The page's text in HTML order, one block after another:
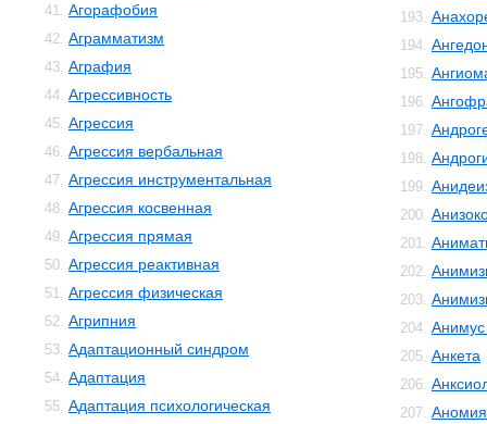
41. Агорафобия
42. Аграмматизм
43. Аграфия
44. Агрессивность
45. Агрессия
46. Агрессия вербальная
47. Агрессия инструментальная
48. Агрессия косвенная
49. Агрессия прямая
50. Агрессия реактивная
51. Агрессия физическая
52. Агрипния
53. Адаптационный синдром
54. Адаптация
55. Адаптация психологическая
193.
194.
195.
196.
197.
198.
199.
200.
201.
202.
203.
204.
205. Анкета
206.
207. Аномия